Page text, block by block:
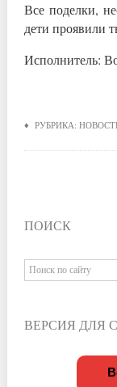
Все поделки,
дети проявили
Исполнитель:
♦ РУБРИКА:
ПОИСК
ВЕРСИЯ ДЛЯ